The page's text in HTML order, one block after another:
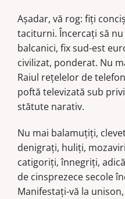
Așadar, vă rog: fiţi
taciturni. Încercaţi să
balcanici, fix sud-est
civilizat, ponderat. Nu
Raiul reţelelor de
poftă televizată sub
stătute narativ.
Nu mai balamuţiţi,
denigraţi, huliţi,
catigoriţi, înnegriţi,
de cinsprezece secole
Manifestaţi-vă la